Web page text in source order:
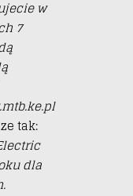
w
7
tak:
dla